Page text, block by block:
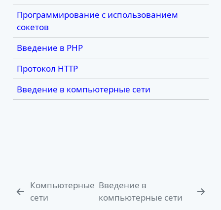
Программирование с использованием
сокетов
Введение в PHP
Протокол HTTP
Введение в компьютерные сети
Компьютерные
сети
Введение в
компьютерные сети